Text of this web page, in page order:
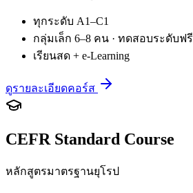
ทุกระดับ A1–C1
กลุ่มเล็ก 6–8 คน · ทดสอบระดับฟรี
เรียนสด + e-Learning
ดูรายละเอียดคอร์ส
CEFR Standard Course
หลักสูตรมาตรฐานยุโรป